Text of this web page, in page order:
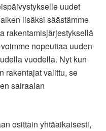
uudet
lisäksi säästämme
rakentamisjärjestyksellä
nopeuttaa uuden
vuodella. Nyt kun
rakentajat valittu, se
sairaalan
osittain yhtäaikaisesti,